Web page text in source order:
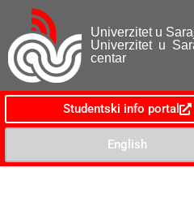
Univerzitet u
Univerzitet u
centar
Studentski info portal
English